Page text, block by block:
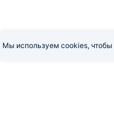
Мы используем cookies, чтобы